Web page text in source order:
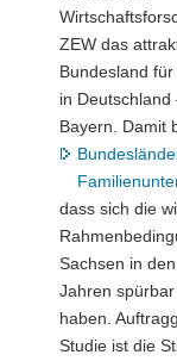
ZEW das
Bundesland
in Deutschland
Bayern. Damit
dass sich die
Sachsen in
Jahren
haben.
Studie ist die